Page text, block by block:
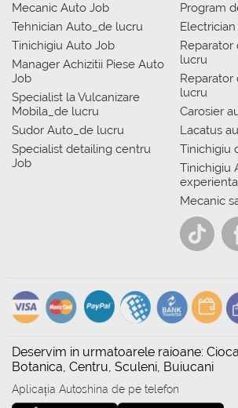
Mecanic Auto Job
Tehnician Auto_de lucru
Tinichigiu Auto Job
Manager Achizitii Piese Auto
Job
Specialist la Vulcanizare
Mobila_de lucru
Sudor Auto_de lucru
Specialist detailing centru
Job
Program
Reparator
lucru
Reparator
lucru
Carosier
Lacatus
Tinichigiu
Tinichigiu
Mecanic
Deservim in urmatoarele raioane:
Botanica, Centru, Sculeni, Buiucani
Aplicația Autoshina de pe telefon